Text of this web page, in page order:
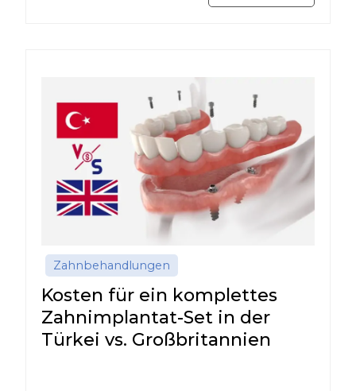
Zahnbehandlungen
Kosten für ein komplettes
Zahnimplantat-Set in der
Türkei vs. Großbritannien